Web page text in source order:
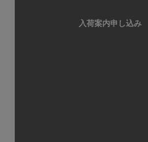
入荷案内申し込み